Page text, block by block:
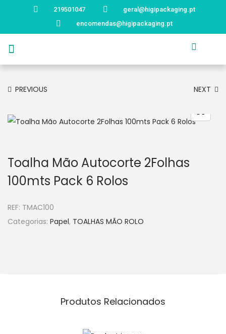
219501047
geral@higipackaging.pt
encomendas@higipackaging.pt
PREVIOUS NEXT
Toalha Mão Autocorte 2Folhas
100mts Pack 6 Rolos
REF: TMAC100
Categorias: Papel, TOALHAS MÃO ROLO
Produtos Relacionados